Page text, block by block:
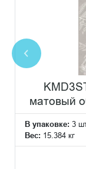
матовый
В упаковке: 3
Вес: 15.384 кг